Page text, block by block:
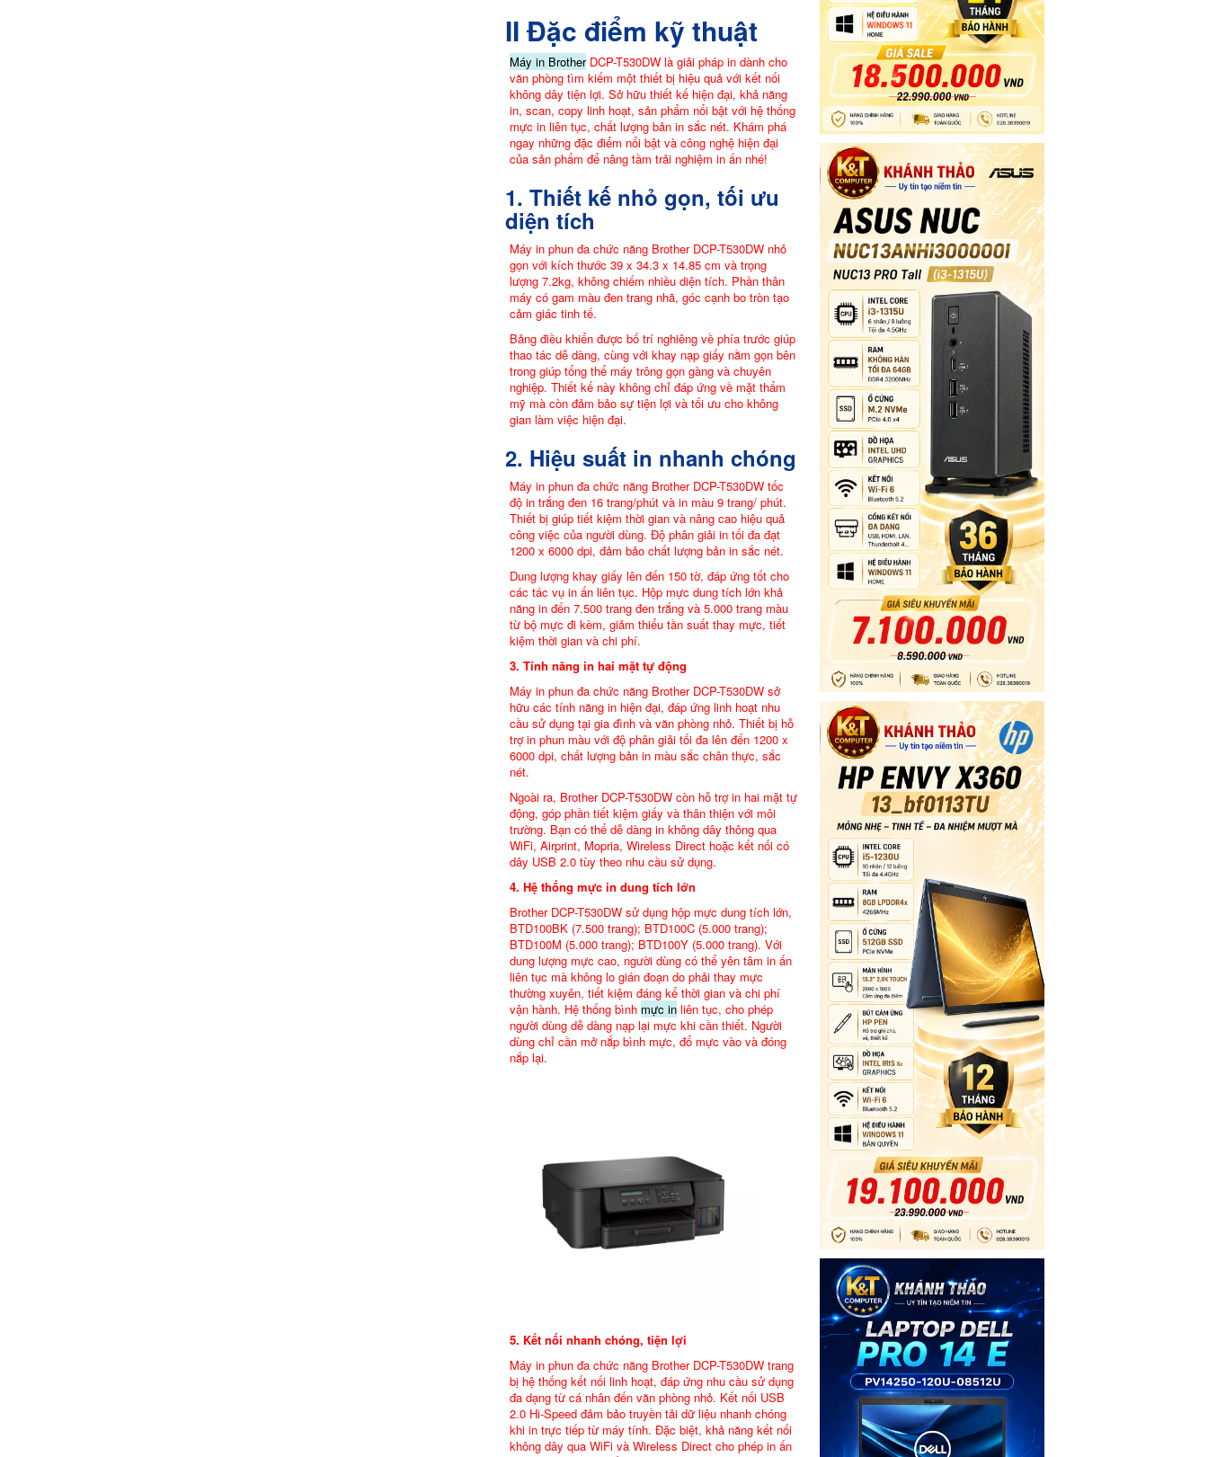
II Đặc điểm kỹ thuật
Máy in BrotherDCP-T530DW là giải pháp in dành cho
văn phòng tìm kiếm một thiết bị hiệu quả với kết nối
không dây tiện lợi. Sở hữu thiết kế hiện đại, khả năng
in, scan, copy linh hoạt, sản phẩm nổi bật với hệ thống
mực in liên tục, chất lượng bản in sắc nét. Khám phá
ngay những đặc điểm nổi bật và công nghệ hiện đại
của sản phẩm để nâng tầm trải nghiệm in ấn nhé!
1. Thiết kế nhỏ gọn, tối ưu
diện tích
Máy in phun đa chức năng Brother DCP-T530DW nhỏ
gọn với kích thước 39 x 34.3 x 14.85 cm và trọng
lượng 7.2kg, không chiếm nhiều diện tích. Phần thân
máy có gam màu đen trang nhã, góc cạnh bo tròn tạo
cảm giác tinh tế.
Bảng điều khiển được bố trí nghiêng về phía trước giúp
thao tác dễ dàng, cùng với khay nạp giấy nằm gọn bên
trong giúp tổng thể máy trông gọn gàng và chuyên
nghiệp. Thiết kế này không chỉ đáp ứng về mặt thẩm
mỹ mà còn đảm bảo sự tiện lợi và tối ưu cho không
gian làm việc hiện đại.
2. Hiệu suất in nhanh chóng
Máy in phun đa chức năng Brother DCP-T530DW tốc
độ in trắng đen 16 trang/phút và in màu 9 trang/ phút.
Thiết bị giúp tiết kiệm thời gian và nâng cao hiệu quả
công việc của người dùng. Độ phân giải in tối đa đạt
1200 x 6000 dpi, đảm bảo chất lượng bản in sắc nét.
Dung lượng khay giấy lên đến 150 tờ, đáp ứng tốt cho
các tác vụ in ấn liên tục. Hộp mực dung tích lớn khả
năng in đến 7.500 trang đen trắng và 5.000 trang màu
từ bộ mực đi kèm, giảm thiểu tần suất thay mực, tiết
kiệm thời gian và chi phí.
3. Tính năng in hai mặt tự động
Máy in phun đa chức năng Brother DCP-T530DW sở
hữu các tính năng in hiện đại, đáp ứng linh hoạt nhu
cầu sử dụng tại gia đình và văn phòng nhỏ. Thiết bị hỗ
trợ in phun màu với độ phân giải tối đa lên đến 1200 x
6000 dpi, chất lượng bản in màu sắc chân thực, sắc
nét.
Ngoài ra, Brother DCP-T530DW còn hỗ trợ in hai mặt tự
động, góp phần tiết kiệm giấy và thân thiện với môi
trường. Bạn có thể dễ dàng in không dây thông qua
WiFi, Airprint, Mopria, Wireless Direct hoặc kết nối có
dây USB 2.0 tùy theo nhu cầu sử dụng.
4. Hệ thống mực in dung tích lớn
Brother DCP-T530DW sử dụng hộp mực dung tích lớn,
BTD100BK (7.500 trang); BTD100C (5.000 trang);
BTD100M (5.000 trang); BTD100Y (5.000 trang). Với
dung lượng mực cao, người dùng có thể yên tâm in ấn
liên tục mà không lo gián đoạn do phải thay mực
thường xuyên, tiết kiệm đáng kể thời gian và chi phí
vận hành. Hệ thống bình mực in liên tục, cho phép
người dùng dễ dàng nạp lại mực khi cần thiết. Người
dùng chỉ cần mở nắp bình mực, đổ mực vào và đóng
nắp lại.
5. Kết nối nhanh chóng, tiện lợi
Máy in phun đa chức năng Brother DCP-T530DW trang
bị hệ thống kết nối linh hoạt, đáp ứng nhu cầu sử dụng
đa dạng từ cá nhân đến văn phòng nhỏ. Kết nối USB
2.0 Hi-Speed đảm bảo truyền tải dữ liệu nhanh chóng
khi in trực tiếp từ máy tính. Đặc biệt, khả năng kết nối
không dây qua WiFi và Wireless Direct cho phép in ấn